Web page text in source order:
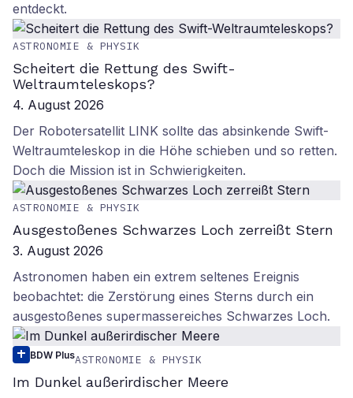
entdeckt.
ASTRONOMIE & PHYSIK
Scheitert die Rettung des Swift-
Weltraumteleskops?
4. August 2026
Der Robotersatellit LINK sollte das absinkende Swift-
Weltraumteleskop in die Höhe schieben und so retten.
Doch die Mission ist in Schwierigkeiten.
ASTRONOMIE & PHYSIK
Ausgestoßenes Schwarzes Loch zerreißt Stern
3. August 2026
Astronomen haben ein extrem seltenes Ereignis
beobachtet: die Zerstörung eines Sterns durch ein
ausgestoßenes supermassereiches Schwarzes Loch.
BDW PlusASTRONOMIE & PHYSIK
Im Dunkel außerirdischer Meere